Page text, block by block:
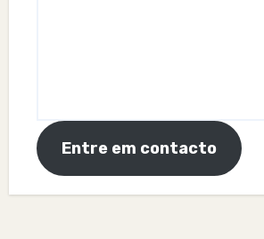
Entre em contacto